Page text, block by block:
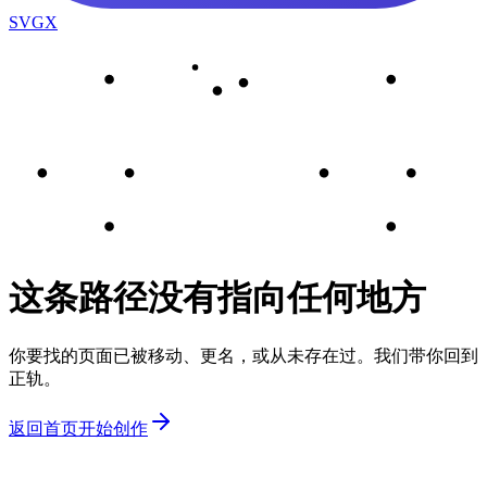
SVGX
这条路径没有指向任何地方
你要找的页面已被移动、更名，或从未存在过。我们带你回到
正轨。
返回首页开始创作